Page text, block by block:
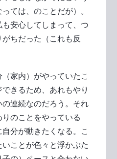
ては、のことだが）。
安心してしまって、つ
ちだった（これも反
家内）がやっていたこ
きるため、あれもやり
連続なのだろう。それ
のことをやっている
分が動きたくなる。こ
ことが色々と浮かぶた